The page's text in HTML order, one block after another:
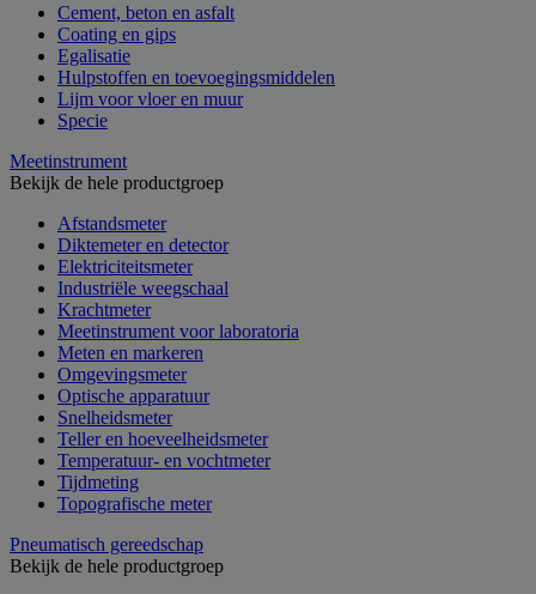
Cement, beton en asfalt
Coating en gips
Egalisatie
Hulpstoffen en toevoegingsmiddelen
Lijm voor vloer en muur
Specie
Meetinstrument
Bekijk de hele productgroep
Afstandsmeter
Diktemeter en detector
Elektriciteitsmeter
Industriële weegschaal
Krachtmeter
Meetinstrument voor laboratoria
Meten en markeren
Omgevingsmeter
Optische apparatuur
Snelheidsmeter
Teller en hoeveelheidsmeter
Temperatuur- en vochtmeter
Tijdmeting
Topografische meter
Pneumatisch gereedschap
Bekijk de hele productgroep